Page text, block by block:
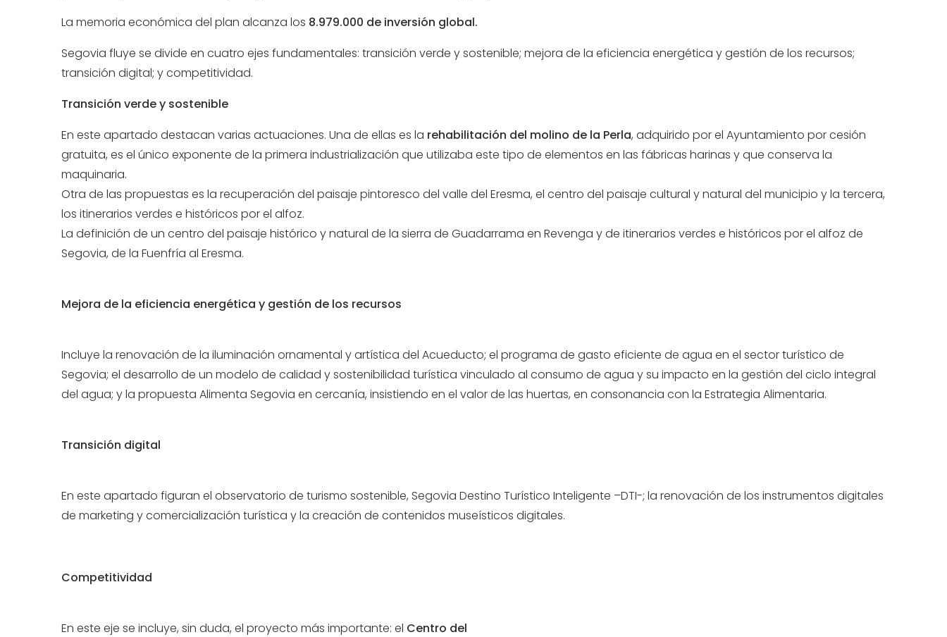
La memoria económica del plan alcanza los 8.979.000 de inversión global.
Segovia fluye se divide en cuatro ejes fundamentales: transición verde y sostenible; mejora de la eficiencia energética y gestión de los recursos;
transición digital; y competitividad.
Transición verde y sostenible
En este apartado destacan varias actuaciones. Una de ellas es la rehabilitación del molino de la Perla, adquirido por el Ayuntamiento por cesión
gratuita, es el único exponente de la primera industrialización que utilizaba este tipo de elementos en las fábricas harinas y que conserva la
maquinaria.
Otra de las propuestas es la recuperación del paisaje pintoresco del valle del Eresma, el centro del paisaje cultural y natural del municipio y la tercera,
los itinerarios verdes e históricos por el alfoz.
La definición de un centro del paisaje histórico y natural de la sierra de Guadarrama en Revenga y de itinerarios verdes e históricos por el alfoz de
Segovia, de la Fuenfría al Eresma.
Mejora de la eficiencia energética y gestión de los recursos
Incluye la renovación de la iluminación ornamental y artística del Acueducto; el programa de gasto eficiente de agua en el sector turístico de
Segovia; el desarrollo de un modelo de calidad y sostenibilidad turística vinculado al consumo de agua y su impacto en la gestión del ciclo integral
del agua; y la propuesta Alimenta Segovia en cercanía, insistiendo en el valor de las huertas, en consonancia con la Estrategia Alimentaria.
Transición digital
En este apartado figuran el observatorio de turismo sostenible, Segovia Destino Turístico Inteligente –DTI-; la renovación de los instrumentos digitales
de marketing y comercialización turística y la creación de contenidos museísticos digitales.
Competitividad
En este eje se incluye, sin duda, el proyecto más importante: el Centro del